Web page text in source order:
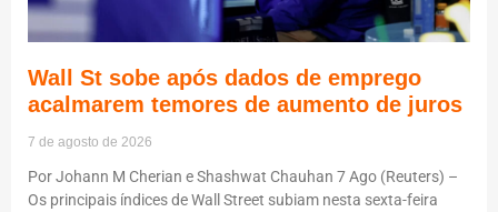
Wall St sobe após dados de emprego
acalmarem temores de aumento de juros
7 de agosto de 2026
Por Johann M Cherian e Shashwat Chauhan 7 Ago (Reuters) –
Os principais índices de Wall Street subiam nesta sexta-feira